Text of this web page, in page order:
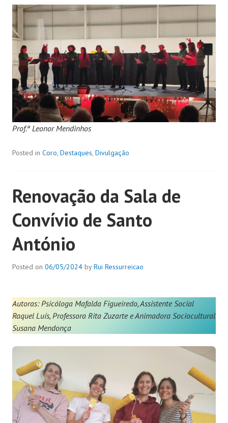
Prof.ª Leonor Mendinhos
Posted in Coro, Destaques, Divulgação
Renovação da Sala de
Convívio de Santo
António
Posted on 06/05/2024 byRui Ressurreicao
Autoras: Psicóloga Mafalda Figueiredo, Assistente Social
Raquel Luís, Professora Rita Zuzarte e Animadora Sociocultural
Susana Mendonça